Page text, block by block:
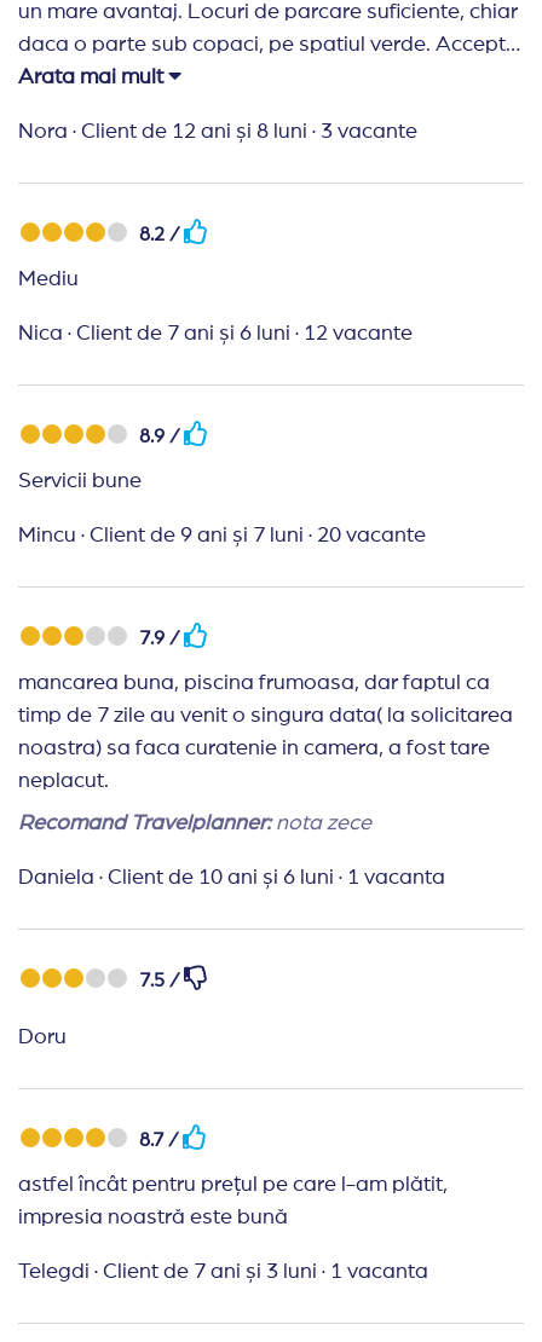
un mare avantaj. Locuri de parcare suficiente, chiar
daca o parte sub copaci, pe spatiul verde. Accepta
animale de companie talie mica, contracost ( 20
raport calitate-pret mai mult decat avantajos. Un
serviciile ganditi-va cati bani ati scos din buzunar.
Nu poti plati pentru 3 stele si sa ai pretentii la
Recomand Travelplanner:
Bineinteles ca am uitat voucerele acasa, dar
era 15 august, adica zi libera. Multumim!
Arata mai mult
Nora · Client de 12 ani și 8 luni · 3 vacante
8.2 /
Mediu
Nica · Client de 7 ani și 6 luni · 12 vacante
8.9 /
Servicii bune
Mincu · Client de 9 ani și 7 luni · 20 vacante
7.9 /
mancarea buna, piscina frumoasa, dar faptul ca
timp de 7 zile au venit o singura data( la solicitarea
noastra) sa faca curatenie in camera, a fost tare
neplacut.
Recomand Travelplanner: nota zece
Daniela · Client de 10 ani și 6 luni · 1 vacanta
7.5 /
Doru
8.7 /
astfel încât pentru prețul pe care l-am plătit,
impresia noastră este bună
Telegdi · Client de 7 ani și 3 luni · 1 vacanta